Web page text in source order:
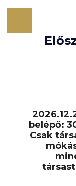
belépő:
Csak